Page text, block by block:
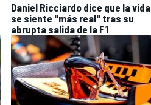
Daniel Ricciardo dice que la vida
se siente "más real" tras su
abrupta salida de la F1